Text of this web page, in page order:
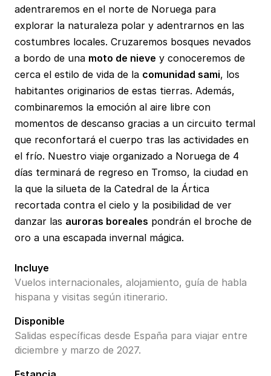
adentraremos en el norte de Noruega para
explorar la naturaleza polar y adentrarnos en las
costumbres locales. Cruzaremos bosques nevados
a bordo de una moto de nieve y conoceremos de
cerca el estilo de vida de la comunidad sami, los
habitantes originarios de estas tierras. Además,
combinaremos la emoción al aire libre con
momentos de descanso gracias a un circuito termal
que reconfortará el cuerpo tras las actividades en
el frío. Nuestro viaje organizado a Noruega de 4
días terminará de regreso en Tromso, la ciudad en
la que la silueta de la Catedral de la Ártica
recortada contra el cielo y la posibilidad de ver
danzar las auroras boreales pondrán el broche de
oro a una escapada invernal mágica.
Incluye
Vuelos internacionales, alojamiento, guía de habla
hispana y visitas según itinerario.
Disponible
Salidas específicas desde España para viajar entre
diciembre y marzo de 2027.